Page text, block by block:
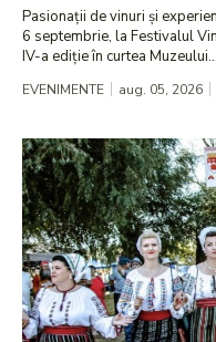
Pasionații de vinuri și
6 septembrie, la Festivalul
IV-a ediție în curtea Muzeului...
EVENIMENTE aug. 05, 2026